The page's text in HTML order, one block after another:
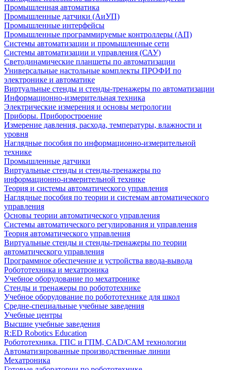
Промышленная автоматика
Промышленные датчики (АиУП)
Промышленные интерфейсы
Промышленные программируемые контроллеры (АП)
Системы автоматизации и промышленные сети
Системы автоматизации и управления (САУ)
Светодинамические планшеты по автоматизации
Универсальные настольные комплекты ПРОФИ по
электронике и автоматике
Виртуальные стенды и стенды-тренажеры по автоматизации
Информационно-измерительная техника
Электрические измерения и основы метрологии
Приборы. Приборостроение
Измерение давления, расхода, температуры, влажности и
уровня
Наглядные пособия по информационно-измерительной
технике
Промышленные датчики
Виртуальные стенды и стенды-тренажеры по
информационно-измерительной технике
Теория и системы автоматического управления
Наглядные пособия по теории и системам автоматического
управления
Основы теории автоматического управления
Системы автоматического регулирования и управления
Теория автоматического управления
Виртуальные стенды и стенды-тренажеры по теории
автоматического управления
Программное обеспечение и устройства ввода-вывода
Робототехника и мехатроника
Учебное оборудование по мехатронике
Стенды и тренажеры по робототехнике
Учебное оборудование по робототехнике для школ
Средне-специальные учебные заведения
Учебные центры
Высшие учебные заведения
R:ED Robotics Education
Робототехника. ГПС и ГПМ, CAD/CAM технологии
Автоматизированные производственные линии
Мехатроника